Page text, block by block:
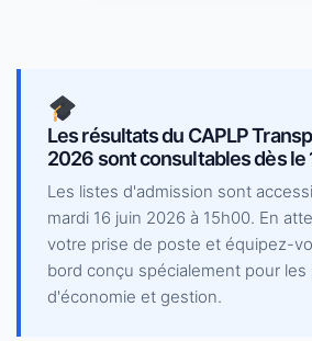
Les résultats du CAPLP
2026 sont consultables dès le
Les listes d'admission sont
mardi 16 juin 2026 à 15h00. En
votre prise de poste et équipez-
bord conçu spécialement pour
d'économie et gestion.